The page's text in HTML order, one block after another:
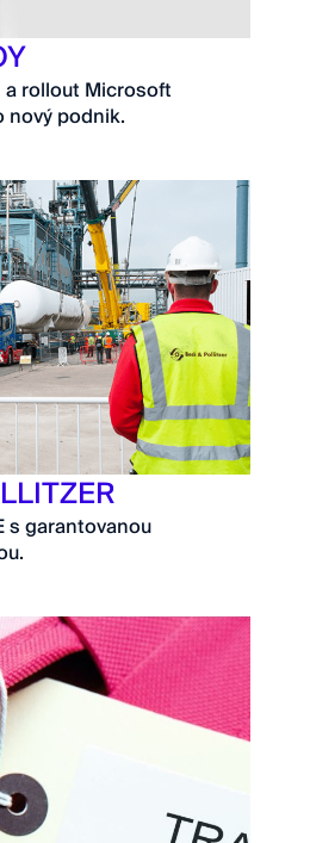
rollout Microsoft
nový podnik.
s garantovanou